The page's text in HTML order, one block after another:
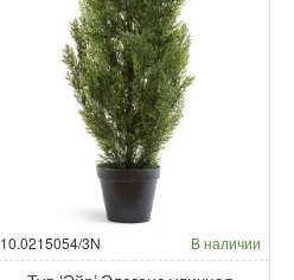
10.0215054/3N В наличии